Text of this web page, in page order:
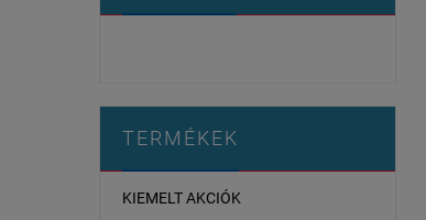
TERMÉKEK
KIEMELT AKCIÓK